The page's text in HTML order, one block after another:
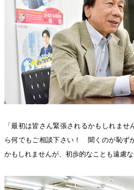
「最初は皆さん緊張されるかもしれませ
ら何でもご相談下さい！ 聞くのが恥ず
かもしれませんが、初歩的なことも遠慮な